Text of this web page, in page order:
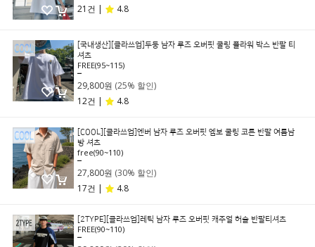
21건 |
4.8
[국내생산][클라쓰업]두둥 남자 루즈 오버핏 쿨링 플라워 박스 반팔 티
셔츠
FREE(95~115)
29,800원 (25% 할인)
12건 |
4.8
[COOL][클라쓰업]엔버 남자 루즈 오버핏 엠보 쿨링 코튼 반팔 여름남
방 셔츠
free(90~110)
27,800원 (30% 할인)
17건 |
4.8
[2TYPE][클라쓰업]레틱 남자 루즈 오버핏 캐주얼 허슬 반팔티셔츠
FREE(90~110)